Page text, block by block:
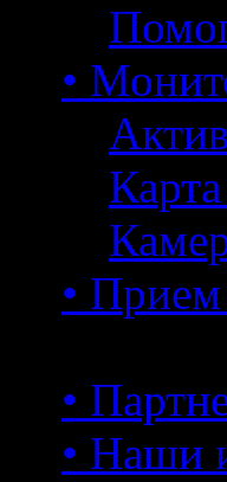
•
•
•
• Наши